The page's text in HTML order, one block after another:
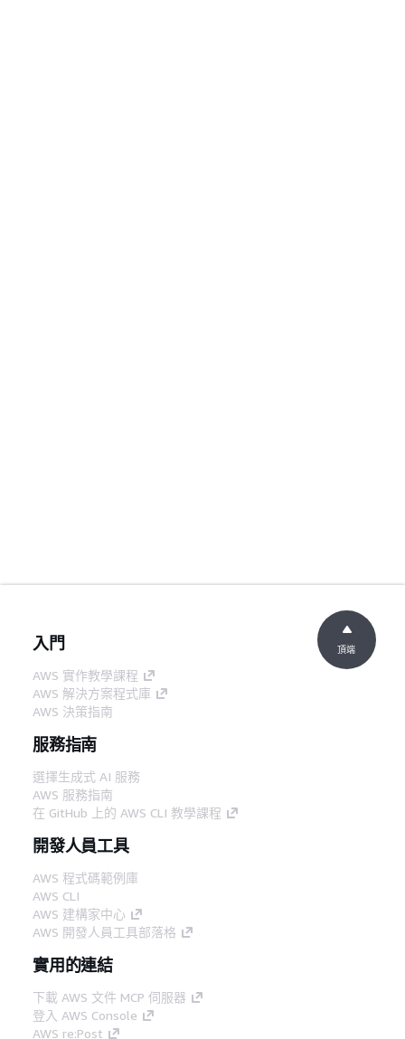
入門
AWS 實作教學課程
AWS 解決方案程式庫
AWS 決策指南
服務指南
選擇生成式 AI 服務
AWS 服務指南
在 GitHub 上的 AWS CLI 教學課程
開發人員工具
AWS 程式碼範例庫
AWS CLI
AWS 建構家中心
AWS 開發人員工具部落格
實用的連結
下載 AWS 文件 MCP 伺服器
登入 AWS Console
AWS re:Post
頂端